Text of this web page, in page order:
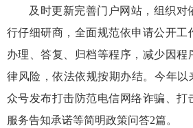
及时更新完善门户网站，组织对
行仔细研商，全面规范依申请公开工
办理、答复、归档等程序，减少因程
律风险，依法依规按期办结。今年以
众号发布打击防范电信网络诈骗、打
服务告知承诺等简明政策问答2篇。